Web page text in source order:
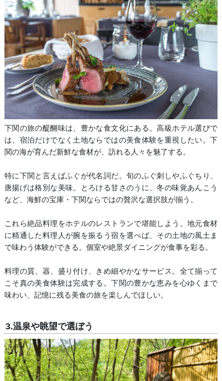
下関の旅の醍醐味は、豊かな食文化にある。高級ホテル選びで
は、宿泊だけでなく土地ならではの美食体験を重視したい。下
関の海が育んだ新鮮な食材が、訪れる人々を魅了する。
特に下関と言えばふぐが代名詞だ。旬のふぐ刺しやふぐちり、
唐揚げは格別な美味。とろける甘さのうに、冬の味覚あんこう
など、海鮮の宝庫・下関ならではの贅沢な選択肢が揃う。
これら絶品料理をホテルのレストランで堪能しよう。地元食材
に精通した料理人が腕を振るう宿を選べば、その土地の風土ま
で味わう体験ができる。個室や絶景ダイニングが食事を彩る。
料理の質、器、盛り付け、きめ細やかなサービス。全て揃って
こそ真の美食体験は完成する。下関の豊かな恵みを心ゆくまで
味わい、記憶に残る美食の旅を楽しんでほしい。
3.温泉や眺望で選ぼう